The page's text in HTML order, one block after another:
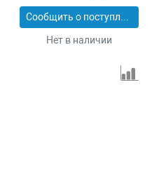
Сообщить о поступлении
Нет в наличии